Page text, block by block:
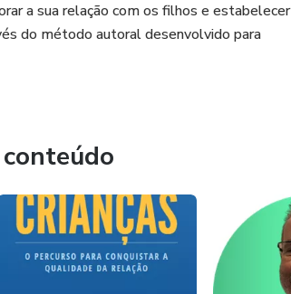
a sua relação com os filhos e estabelecer
do método autoral desenvolvido para